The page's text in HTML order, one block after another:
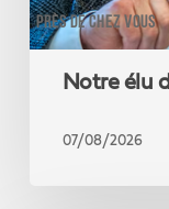
PRÈS DE CHEZ VOUS
Notre élu
07/08/2026